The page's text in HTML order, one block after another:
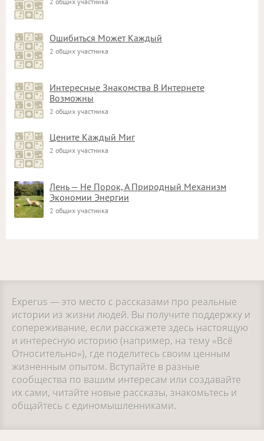
Ошибиться Может Каждый
2 общих участника
Интересные Знакомства В Интернете
Возможны
2 общих участника
Цените Каждый Миг
2 общих участника
Лень — Не Порок, А Природный Механизм
Экономии Энергии
2 общих участника
Experus — это место с рассказами про реальные
истории из жизни людей. Вы получите поддержку и
сопереживание, если расскажете здесь настоящую
и интересную историю (например, на тему «Всё
Относительно»), где поделитесь своим ценным
жизненным опытом. Вступайте в разные
сообщества по вашим интересам или создавайте
их сами, читайте новые рассказы, знакомьтесь и
общайтесь с единомышленниками.